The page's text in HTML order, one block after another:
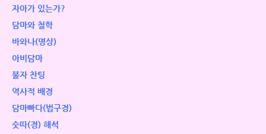
자아가 있는가?
담마와 철학
바와나(명상)
아비담마
불자 찬팅
역사적 배경
담마빠다(법구경)
숫따(경) 해석